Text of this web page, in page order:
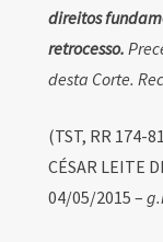
direitos
retrocesso.
desta Corte.
(TST, RR 174-
CÉSAR LEITE
04/05/2015 –